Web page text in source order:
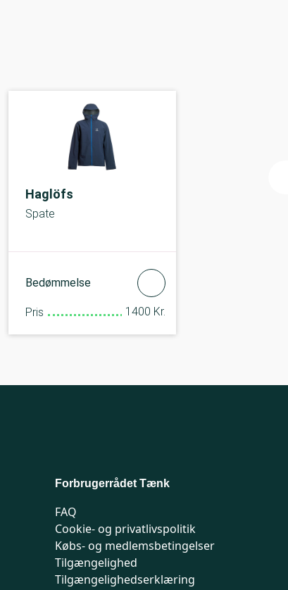
Haglöfs
Spate
Bedømmelse
Pris 1400 Kr.
Forbrugerrådet Tænk
FAQ
Cookie- og privatlivspolitik
Købs- og medlemsbetingelser
Tilgængelighed
Tilgængelighedserklæring